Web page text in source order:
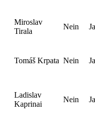
Miroslav
Tirala
Nein Ja
Tomáš Krpata Nein Ja
Ladislav
Kaprinai
Nein Ja